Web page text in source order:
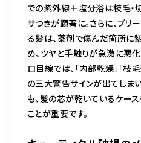
での紫外線＋塩分浴は枝毛・
サつきが顕著に。さらに、ブ
る髪は、薬剤で傷んだ箇所に
め、ツヤと手触りが急激に悪
ロ目線では、「内部乾燥」「枝
の三大警告サインが出てしま
も、髪の芯が乾いているケー
ことが重要です。